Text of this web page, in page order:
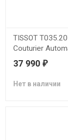
TISSOT
Couturier
37 990 ₽
Нет в наличии